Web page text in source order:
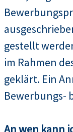
gestellt
im Rahmen
geklärt. Ein
Bewerbungs-
An wen kann